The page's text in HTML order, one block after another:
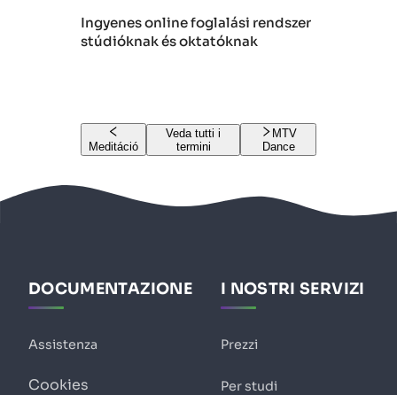
Ingyenes online foglalási rendszer
stúdióknak és oktatóknak
Meditáció
Veda tutti i
termini
MTV
Dance
DOCUMENTAZIONE
Assistenza
Cookies
I NOSTRI SERVIZI
Prezzi
Per studi